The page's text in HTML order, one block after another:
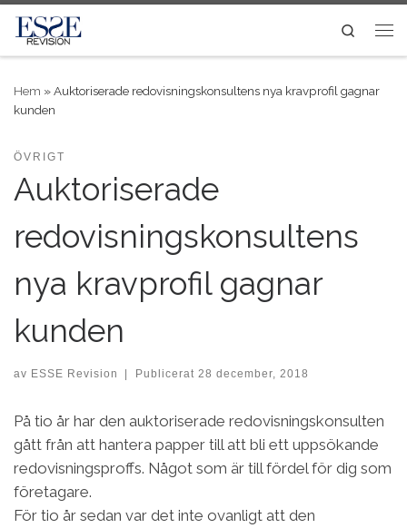
Skip to content
Search
Hem »Auktoriserade redovisningskonsultens nya kravprofil gagnar
kunden
ÖVRIGT
Auktoriserade
redovisningskonsultens
nya kravprofil gagnar
kunden
av ESSE Revision Publicerat 28 december, 2018
På tio år har den auktoriserade redovisningskonsulten
gått från att hantera papper till att bli ett uppsökande
redovisningsproffs. Något som är till fördel för dig som
företagare.
För tio år sedan var det inte ovanligt att den